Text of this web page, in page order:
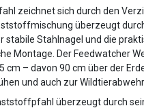
zeichnet sich durch den
überzeugt
stabile Stahlnagel und die
Montage. Der Feedwatcher
cm – davon 90 cm über der
und auch zur Wildtierabwehr.
überzeugt durch